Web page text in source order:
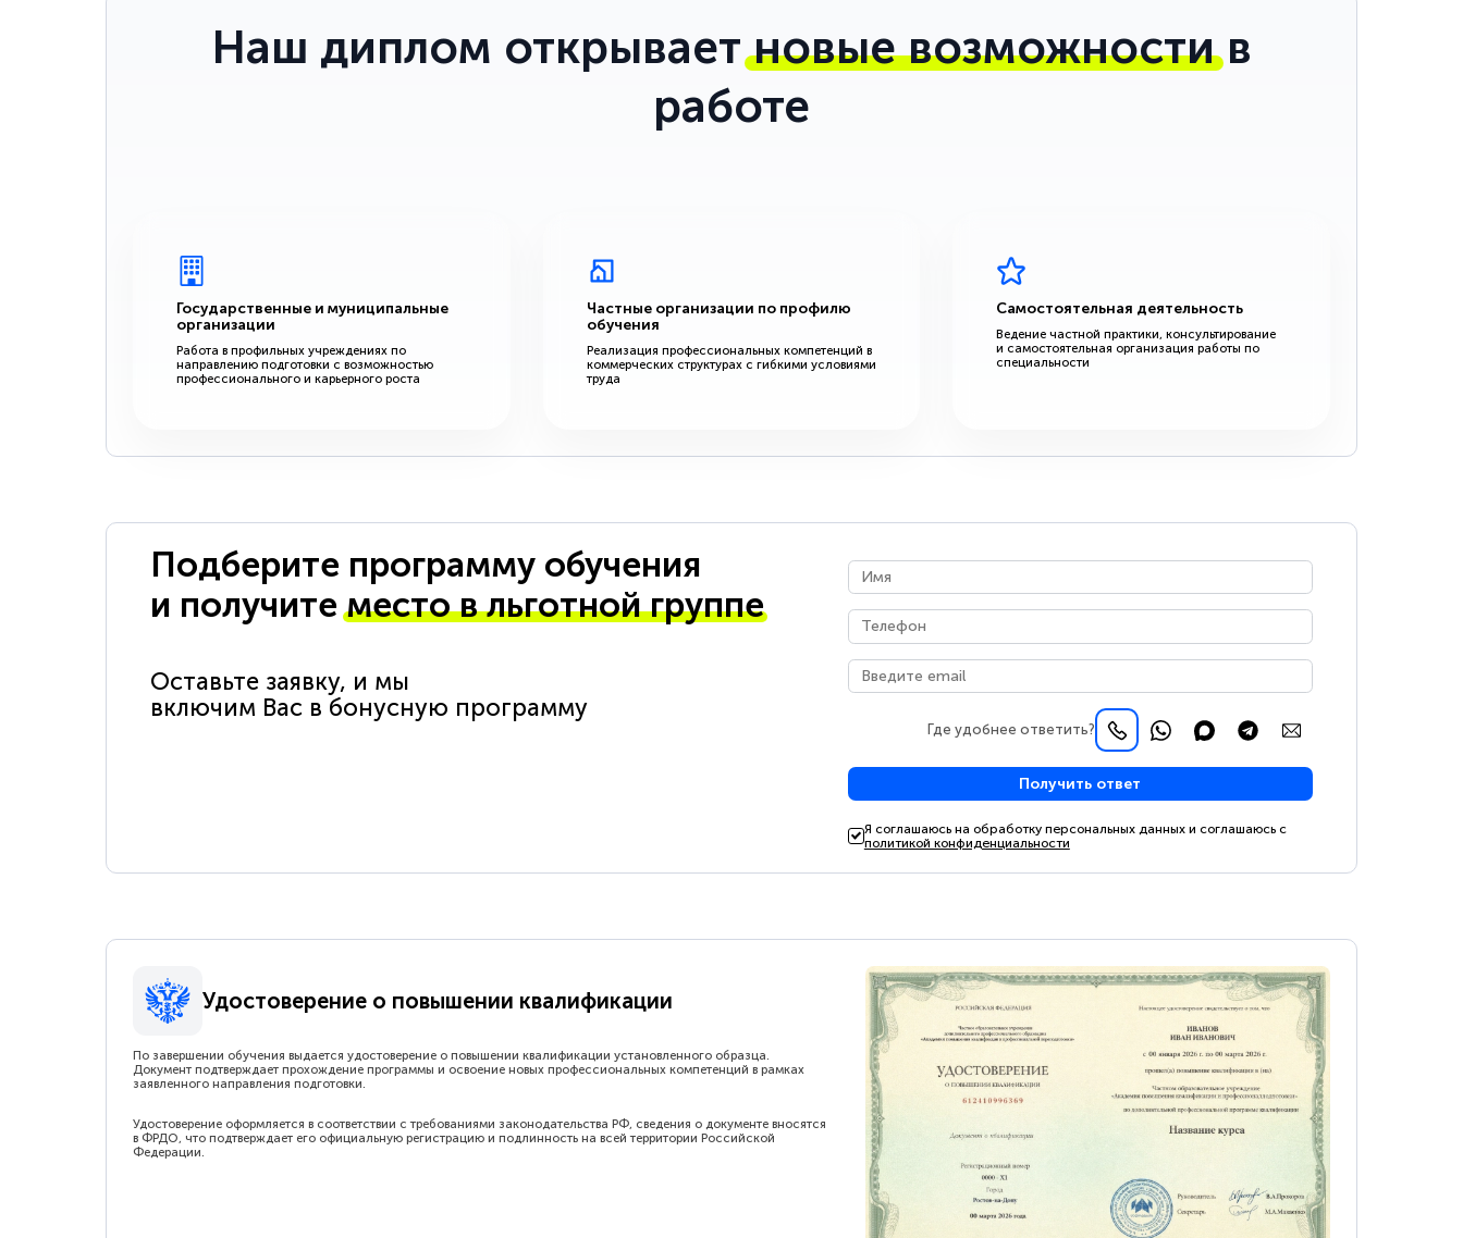
Наш диплом открываетновые возможностив
работе
Государственные и муниципальные
организации
Работа в профильных учреждениях по
направлению подготовки с возможностью
профессионального и карьерного роста
Частные организации по профилю
обучения
Реализация профессиональных компетенций в
коммерческих структурах с гибкими условиями
труда
Самостоятельная деятельность
Ведение частной практики, консультирование
и самостоятельная организация работы по
специальности
Подберите программу обучения
и получитеместо в льготной группе
Оставьте заявку, и мы
включим Вас в бонусную программу
Где удобнее ответить?
Получить ответ
Я соглашаюсь на обработку персональных данных и соглашаюсь с
политикой конфиденциальности
Удостоверение о повышении квалификации
По завершении обучения выдается удостоверение о повышении квалификации установленного образца.
Документ подтверждает прохождение программы и освоение новых профессиональных компетенций в рамках
заявленного направления подготовки.
Удостоверение оформляется в соответствии с требованиями законодательства РФ, сведения о документе вносятся
в ФРДО, что подтверждает его официальную регистрацию и подлинность на всей территории Российской
Федерации.